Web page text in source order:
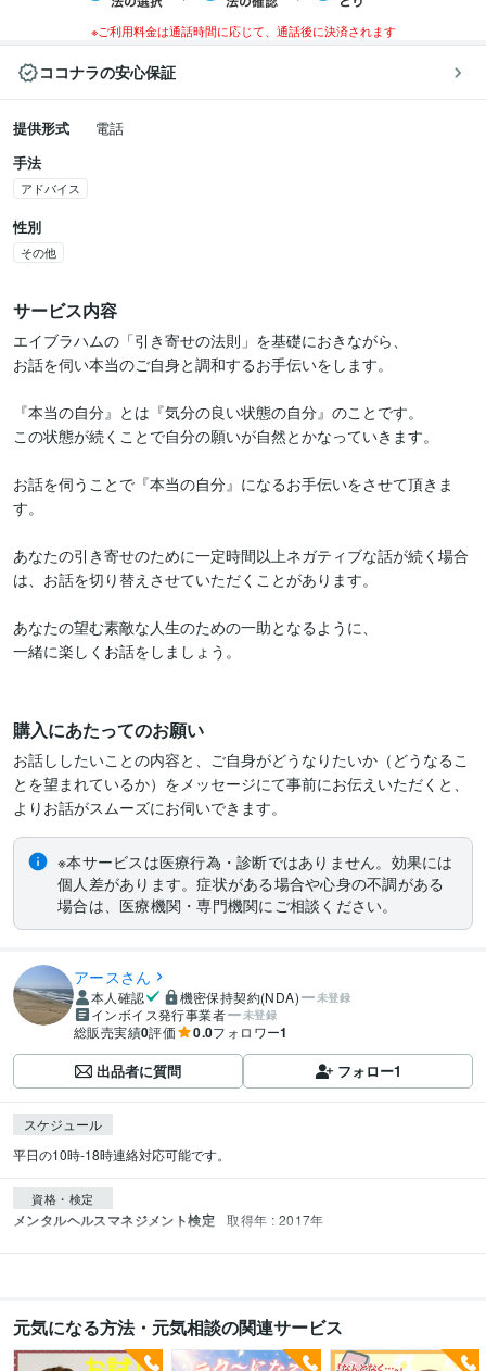
※ご利用料金は通話時間に応じて、通話後に決済されます
ココナラの安心保証
提供形式
電話
手法
アドバイス
性別
その他
サービス内容
エイブラハムの「引き寄せの法則」を基礎におきながら、
お話を伺い本当のご自身と調和するお手伝いをします。
『本当の自分』とは『気分の良い状態の自分』のことです。
この状態が続くことで自分の願いが自然とかなっていきます。
お話を伺うことで『本当の自分』になるお手伝いをさせて頂きま
す。
あなたの引き寄せのために一定時間以上ネガティブな話が続く場合
は、お話を切り替えさせていただくことがあります。
あなたの望む素敵な人生のための一助となるように、
一緒に楽しくお話をしましょう。
購入にあたってのお願い
お話ししたいことの内容と、ご自身がどうなりたいか（どうなるこ
とを望まれているか）をメッセージにて事前にお伝えいただくと、
よりお話がスムーズにお伺いできます。
※本サービスは医療行為・診断ではありません。効果には
個人差があります。症状がある場合や心身の不調がある
場合は、医療機関・専門機関にご相談ください。
アースさん
本人確認 機密保持契約(NDA) 未登録
インボイス発行事業者 未登録
総販売実績0評価 0.0フォロワー1
出品者に質問 フォロー1
スケジュール
平日の10時-18時連絡対応可能です。
資格・検定
メンタルヘルスマネジメント検定 取得年 : 2017年
元気になる方法・元気相談の関連サービス